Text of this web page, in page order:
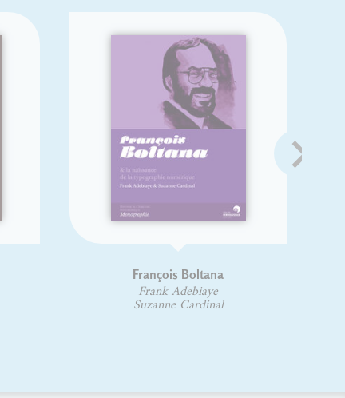
François Boltana
Frank Adebiaye
Suzanne Cardinal